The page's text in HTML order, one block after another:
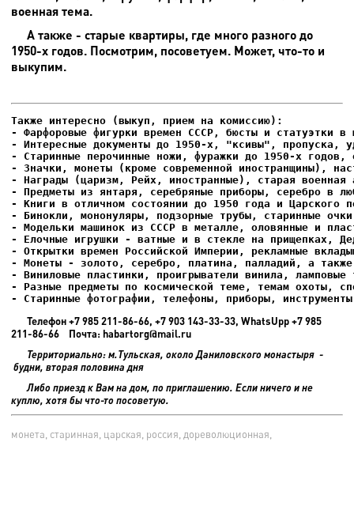
военная тема.
А также - старые квартиры, где много разного до
1950-х годов. Посмотрим, посоветуем. Может, что-то и
выкупим.
- Фарфоровые фигурки времен СССР, бюсты и статуэтки в
- Интересные документы до 1950-х, "ксивы", пропуска,
- Елочные игрушки - ватные и в стекле на прищепках,
- Старинные фотографии, телефоны, приборы,
Телефон +7 985 211-86-66, +7 903 143-33-33, WhatsUpp +7 985
211-86-66 Почта: habartorg@mail.ru
Территориально: м.Тульская, около Даниловского монастыря -
будни, вторая половина дня
Либо приезд к Вам на дом, по приглашению. Если ничего и не
куплю, хотя бы что-то посоветую.
монета, старинная, царская, россия, дореволюционная,